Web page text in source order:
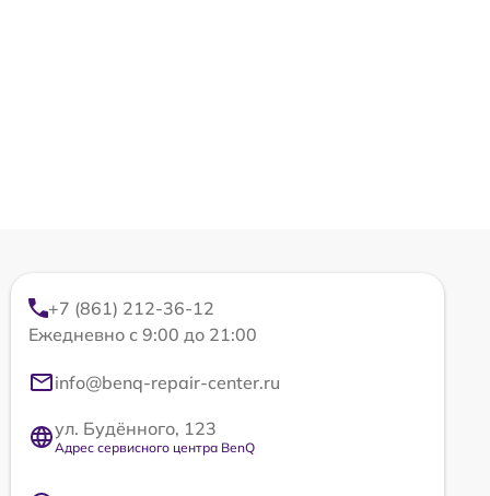
+7 (861) 212-36-12
Ежедневно с 9:00 до 21:00
info@benq-repair-center.ru
ул. Будённого, 123
Адрес сервисного центра BenQ